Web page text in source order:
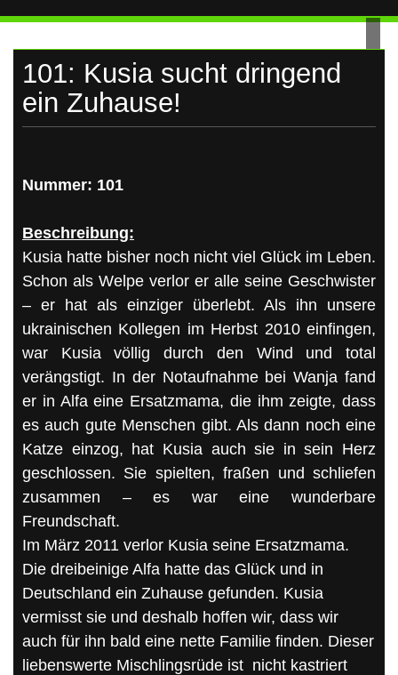
101: Kusia sucht dringend
ein Zuhause!
Nummer: 101
Beschreibung:
Kusia hatte bisher noch nicht viel Glück im Leben.
Schon als Welpe verlor er alle seine Geschwister
– er hat als einziger überlebt. Als ihn unsere
ukrainischen Kollegen im Herbst 2010 einfingen,
war Kusia völlig durch den Wind und total
verängstigt. In der Notaufnahme bei Wanja fand
er in Alfa eine Ersatzmama, die ihm zeigte, dass
es auch gute Menschen gibt. Als dann noch eine
Katze einzog, hat Kusia auch sie in sein Herz
geschlossen. Sie spielten, fraßen und schliefen
zusammen – es war eine wunderbare
Freundschaft.
Im März 2011 verlor Kusia seine Ersatzmama.
Die dreibeinige Alfa hatte das Glück und in
Deutschland ein Zuhause gefunden. Kusia
vermisst sie und deshalb hoffen wir, dass wir
auch für ihn bald eine nette Familie finden. Dieser
liebenswerte Mischlingsrüde ist nicht kastriert